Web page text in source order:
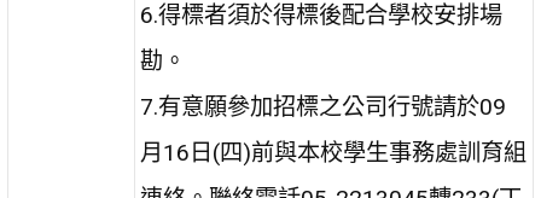
6.得標者須於得標後配合學校安排場
勘。
7.有意願參加招標之公司行號請於09
月16日(四)前與本校學生事務處訓育組